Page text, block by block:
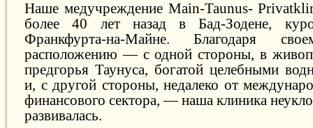
Наше медучреждение Main-Taunus-
более 40 лет назад в Бад-Зодене,
Франкфурта-на-Майне. Благодаря
расположению — с одной стороны, в
предгорья Таунуса, богатой целебными
и, с другой стороны, недалеко от
финансового сектора, — наша клиника
развивалась.